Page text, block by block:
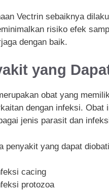
Vectrin sebaiknya
risiko efek
dengan baik.
yang
obat yang
dengan infeksi. Obat
jenis parasit dan
penyakit yang dapat
cacing
protozoa